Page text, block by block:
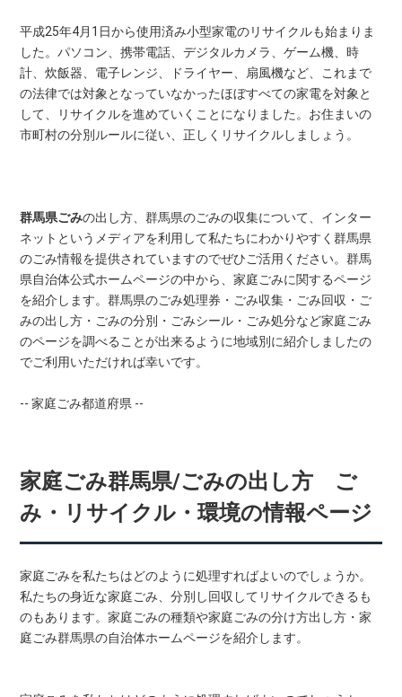
平成25年4月1日から使用済み小型家電のリサイクルも始まりま
した。パソコン、携帯電話、デジタルカメラ、ゲーム機、時
計、炊飯器、電子レンジ、ドライヤー、扇風機など、これまで
の法律では対象となっていなかったほぼすべての家電を対象と
して、リサイクルを進めていくことになりました。お住まいの
市町村の分別ルールに従い、正しくリサイクルしましょう。
群馬県ごみの出し方、群馬県のごみの収集について、インター
ネットというメディアを利用して私たちにわかりやすく群馬県
のごみ情報を提供されていますのでぜひご活用ください。群馬
県自治体公式ホームページの中から、家庭ごみに関するページ
を紹介します。群馬県のごみ処理券・ごみ収集・ごみ回収・ご
みの出し方・ごみの分別・ごみシール・ごみ処分など家庭ごみ
のページを調べることが出来るように地域別に紹介しましたの
でご利用いただければ幸いです。
-- 家庭ごみ都道府県 --
家庭ごみ群馬県/ごみの出し方 ご
み・リサイクル・環境の情報ページ
家庭ごみを私たちはどのように処理すればよいのでしょうか。
私たちの身近な家庭ごみ、分別し回収してリサイクルできるも
のもあります。家庭ごみの種類や家庭ごみの分け方出し方・家
庭ごみ群馬県の自治体ホームページを紹介します。